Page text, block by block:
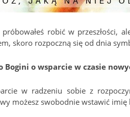
robić w przeszłości,
skoro rozpoczną się od dnia
Bogini o wsparcie w czasie
w radzeniu sobie z
możesz swobodnie wstawić imię